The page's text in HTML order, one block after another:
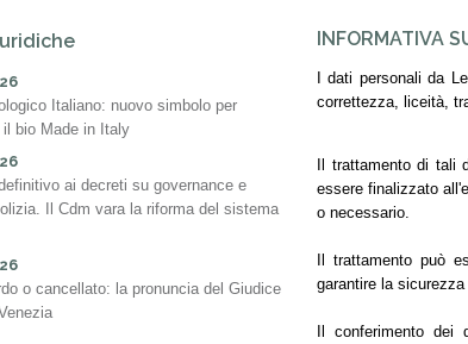
INFORMATIVA
I dati personali da
correttezza, liceità,
Il trattamento di tali
essere finalizzato
o necessario.
Il trattamento può
garantire la
Il conferimento dei
Italiano: nuovo simbolo per
bio Made in Italy
ai decreti su governance e
Il Cdm vara la riforma del sistema
o cancellato: la pronuncia del Giudice